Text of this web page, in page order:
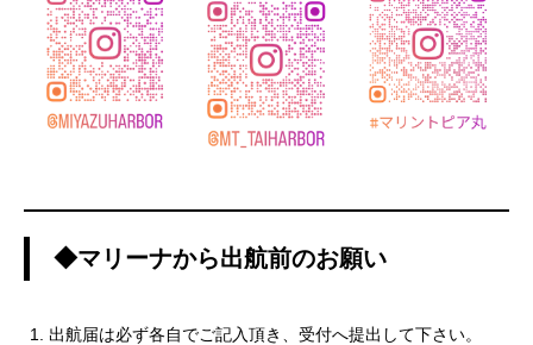
◆マリーナから出航前のお願い
出航届は必ず各自でご記入頂き、受付へ提出して下さい。